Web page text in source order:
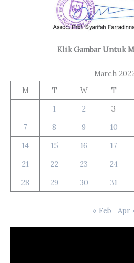
Klik Gambar Untuk
March
M
T W T
1
2 3
7
8 9 10
14
15 16 17
21
22 23 24
28
29 30 31
« Feb Apr